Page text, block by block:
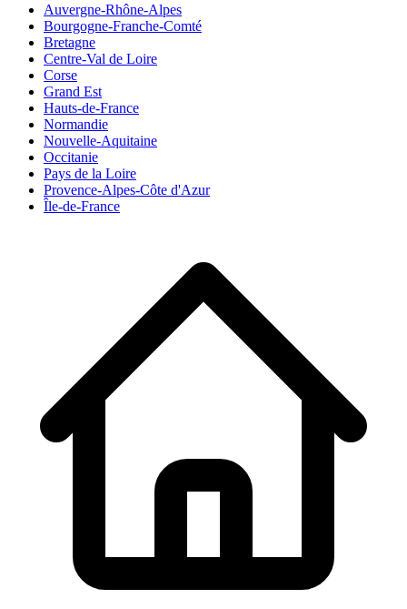
Auvergne-Rhône-Alpes
Bourgogne-Franche-Comté
Bretagne
Centre-Val de Loire
Corse
Grand Est
Hauts-de-France
Normandie
Nouvelle-Aquitaine
Occitanie
Pays de la Loire
Provence-Alpes-Côte d'Azur
Île-de-France